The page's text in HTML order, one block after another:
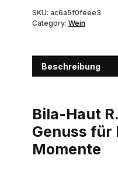
SKU: ac6a5f0feee3
Category: Wein
Beschreibung
Bila-Haut
Genuss für
Momente